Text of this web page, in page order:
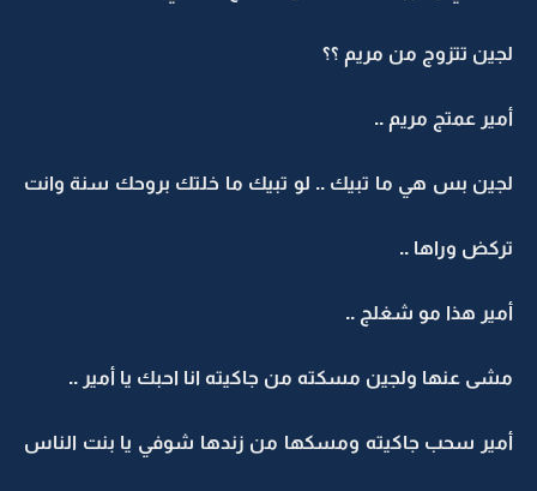
لجين تتزوج من مريم ؟؟
أمير عمتج مريم ..
لجين بس هي ما تبيك .. لو تبيك ما خلتك بروحك سنة وانت
تركض وراها ..
أمير هذا مو شغلج ..
مشى عنها ولجين مسكته من جاكيته انا احبك يا أمير ..
أمير سحب جاكيته ومسكها من زندها شوفي يا بنت الناس